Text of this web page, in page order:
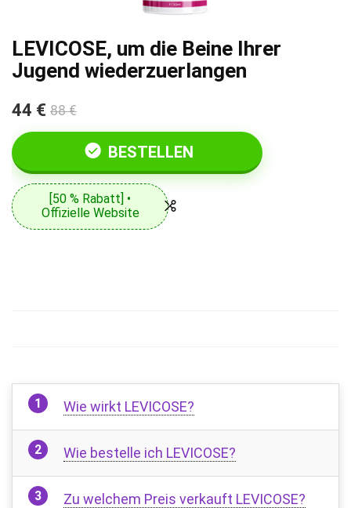
LEVICOSE, um die Beine Ihrer
Jugend wiederzuerlangen
44 € 88 €
BESTELLEN
[50 % Rabatt] •
Offizielle Website
Wie wirkt LEVICOSE?
Wie bestelle ich LEVICOSE?
Zu welchem ​​Preis verkauft LEVICOSE?